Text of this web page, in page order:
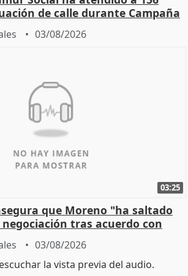
de calle durante Campaña
03/08/2026
03:25
que Moreno "ha saltado
tras acuerdo con
03/08/2026